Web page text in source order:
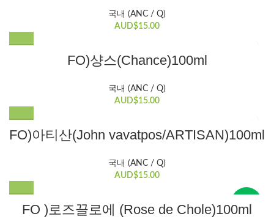
국내 (ANC / Q)
AUD$15.00
FO)샹스(Chance)100ml
국내 (ANC / Q)
AUD$15.00
FO)아티산(John vavatpos/ARTISAN)100ml
국내 (ANC / Q)
AUD$15.00
New
FO )로즈끌로에 (Rose de Chole)100ml